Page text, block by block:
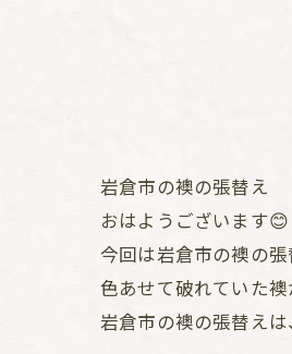
岩倉市の襖の張替え
おはようございます😊
今回は岩倉市の襖の張
色あせて破れていた
岩倉市の襖の張替え